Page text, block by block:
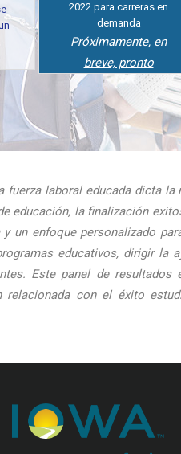
2022 para carreras en
demanda
Próximamente, en
breve, pronto
fuerza laboral educada dicta
educación, la finalización
y un enfoque personalizado
educativos, dirigir la
Este panel de
relacionada con el éxito